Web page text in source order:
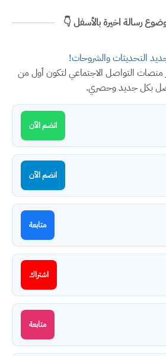
رسالة اخيرة بالأسفل 👇
التحديثات والشروحات!
منصات التواصل الاجتماعي لتكون أول من
بكل جديد وحصري.
انضم الآن
انضم الآن
متابعة
اشتراك
متابعة